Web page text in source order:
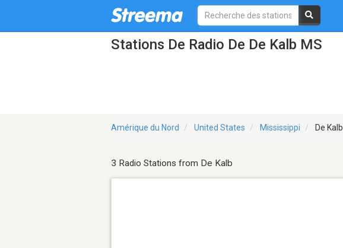
Stations De Radio De De Kalb MS
Amérique du Nord United States Mississippi De Kalb
3 Radio Stations from De Kalb